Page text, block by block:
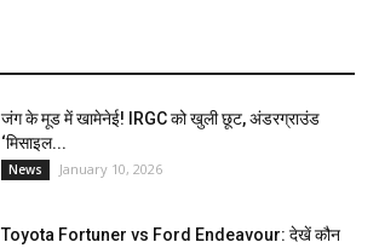
जंग के मूड में खामेनेई! IRGC को खुली छूट, अंडरग्राउंड
‘मिसाइल...
News January 10, 2026
Toyota Fortuner vs Ford Endeavour: देखें कौन